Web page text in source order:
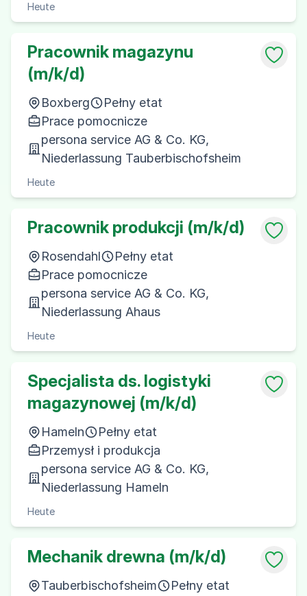
Heute
Pracownik magazynu
(m/k/d)
Boxberg
Pełny etat
Prace pomocnicze
persona service AG & Co. KG,
Niederlassung Tauberbischofsheim
Heute
Pracownik produkcji (m/k/d)
Rosendahl
Pełny etat
Prace pomocnicze
persona service AG & Co. KG,
Niederlassung Ahaus
Heute
Specjalista ds. logistyki
magazynowej (m/k/d)
Hameln
Pełny etat
Przemysł i produkcja
persona service AG & Co. KG,
Niederlassung Hameln
Heute
Mechanik drewna (m/k/d)
Tauberbischofsheim
Pełny etat